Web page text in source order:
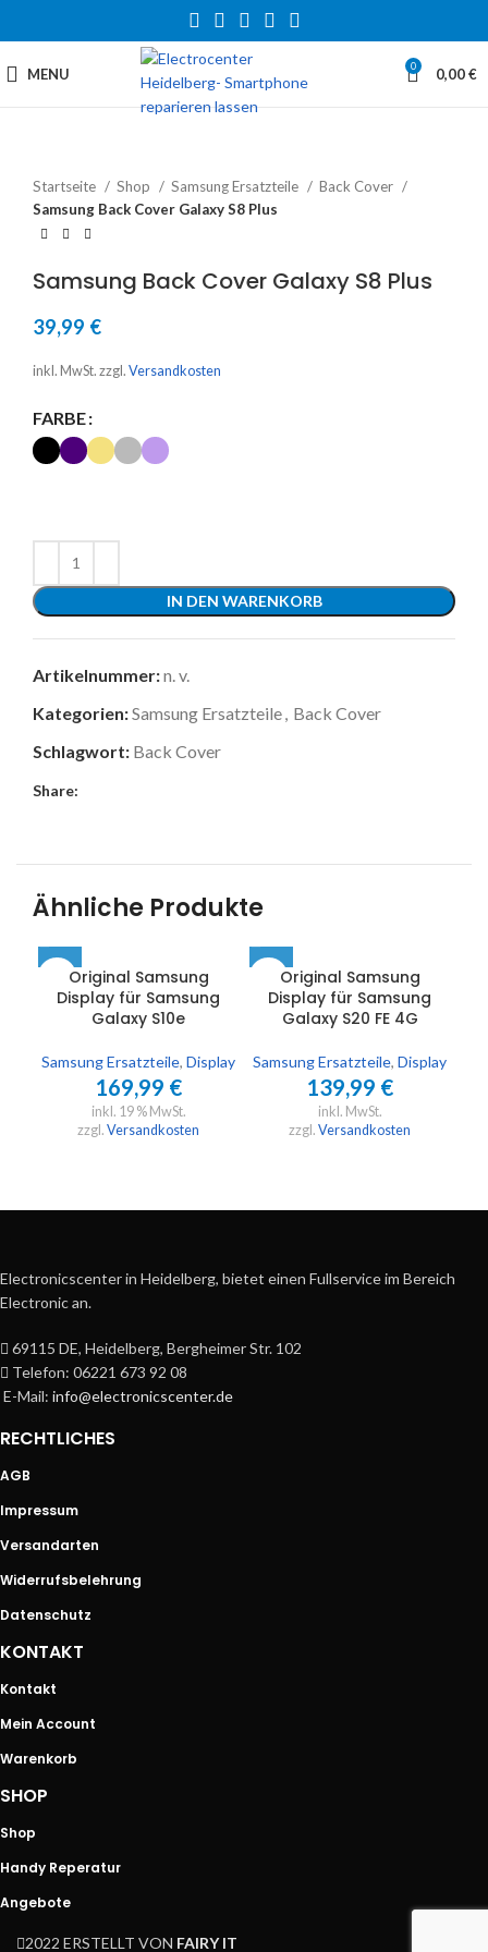
MENU 0 0,00€
Startseite Shop Samsung Ersatzteile
Back Cover
Samsung Back Cover Galaxy S8 Plus
Samsung Back Cover Galaxy S8 Plus
39,99 €
inkl. MwSt. zzgl. Versandkosten
FARBE
IN DEN WARENKORB
Artikelnummer:n. v.
Kategorien:Samsung Ersatzteile Back Cover
Schlagwort: Back Cover
Share:
Ähnliche Produkte
Original Samsung
Display für Samsung
Galaxy S10e
Samsung Ersatzteile, Display
169,99 €
inkl. 19 % MwSt.
zzgl. Versandkosten
Original Samsung
Display für Samsung
Galaxy S20 FE 4G
Samsung Ersatzteile, Display
139,99 €
inkl. MwSt.
zzgl. Versandkosten
Electronicscenter in Heidelberg, bietet einen Fullservice im Bereich
Electronic an.
69115 DE, Heidelberg, Bergheimer Str. 102
Telefon: 06221 673 92 08
E-Mail:info@electronicscenter.de
RECHTLICHES
AGB
Impressum
Versandarten
Widerrufsbelehrung
Datenschutz
KONTAKT
Kontakt
Mein Account
Warenkorb
SHOP
Shop
Handy Reperatur
Angebote
2022 ERSTELLT VON FAIRY IT